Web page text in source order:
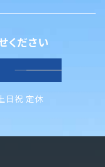
ください
日祝 定休